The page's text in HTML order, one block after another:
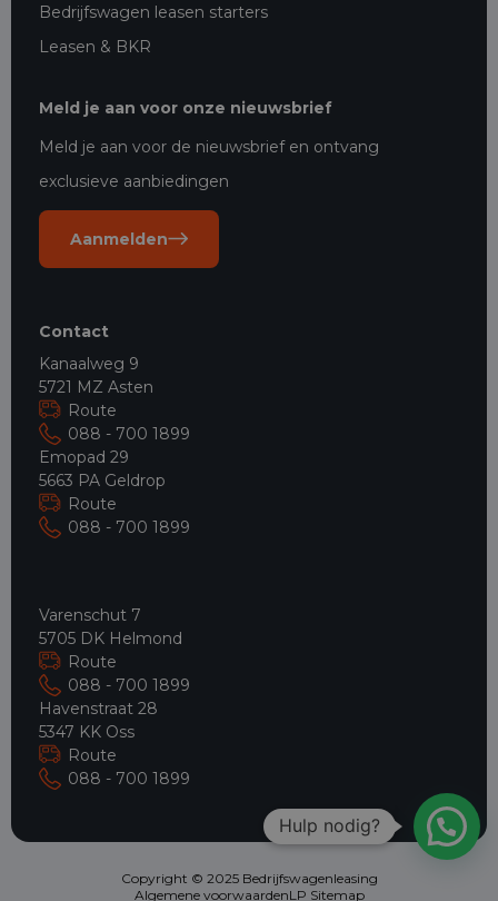
Bedrijfswagen leasen starters
Leasen & BKR
Meld je aan voor onze nieuwsbrief
Meld je aan voor de nieuwsbrief en ontvang
exclusieve aanbiedingen
Aanmelden
Contact
Kanaalweg 9
5721 MZ Asten
Route
088 - 700 1899
Emopad 29
5663 PA Geldrop
Route
088 - 700 1899
Varenschut 7
5705 DK Helmond
Route
088 - 700 1899
Havenstraat 28
5347 KK Oss
Route
088 - 700 1899
Copyright © 2025 Bedrijfswagenleasing
Algemene voorwaardenLP Sitemap
Hulp nodig?